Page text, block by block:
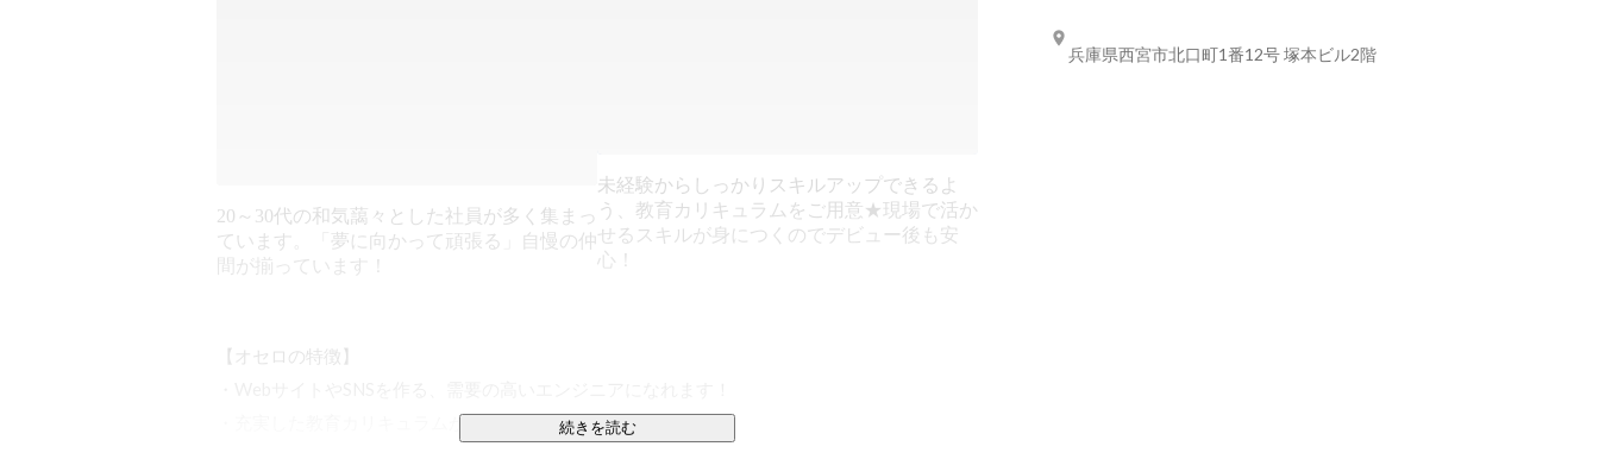
20～30代の和気藹々とした社員が多く集まっ
ています。「夢に向かって頑張る」自慢の仲
間が揃っています！
未経験からしっかりスキルアップできるよ
う、教育カリキュラムをご用意★現場で活か
せるスキルが身につくのでデビュー後も安
心！
【オセロの特徴】
・充実した教育カリキュラムがあるから未経験でも安心です！
続きを読む
兵庫県西宮市北口町1番12号 塚本ビル2階